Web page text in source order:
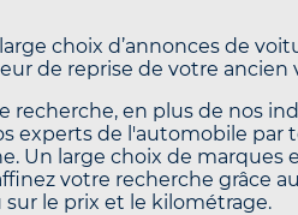
choix d’annonces de
de reprise de votre ancien
recherche, en plus de nos
experts de l'automobile par
Un large choix de marques
votre recherche grâce
le prix et le kilométrage.